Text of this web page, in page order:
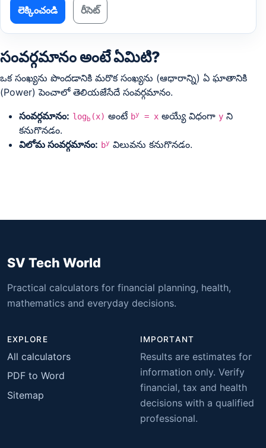
లెక్కించండి రీసెట్
సంవర్గమానం అంటే ఏమిటి?
ఒక సంఖ్యను పొందడానికి మరొక సంఖ్యను (ఆధారాన్ని) ఏ ఘాతానికి
(Power) పెంచాలో తెలియజేసేదే సంవర్గమానం.
సంవర్గమానం: logb (x) అంటే by = x అయ్యే విధంగా y ని
కనుగొనడం.
విలోమ సంవర్గమానం: by విలువను కనుగొనడం.
SV Tech World
Practical calculators for financial planning, health,
mathematics and everyday decisions.
EXPLORE
All calculators
PDF to Word
Sitemap
IMPORTANT
Results are estimates for
information only. Verify
financial, tax and health
decisions with a qualified
professional.